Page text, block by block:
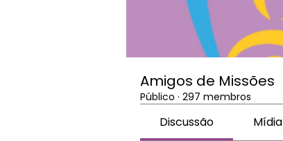
Amigos de Missões
Público · 297 membros
Discussão Mídia